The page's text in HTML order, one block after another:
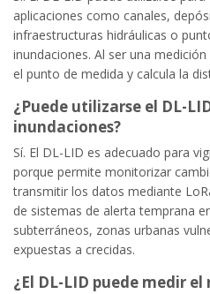
aplicaciones como canales,
infraestructuras hidráulicas o
inundaciones. Al ser una
el punto de medida y calcula la
¿Puede utilizarse el DL-
inundaciones?
Sí. El DL-LID es adecuado para
porque permite monitorizar
transmitir los datos mediante
de sistemas de alerta temprana
subterráneos, zonas urbanas
expuestas a crecidas.
¿El DL-LID puede medir el